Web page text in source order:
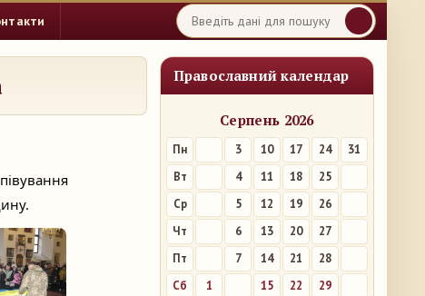
Православний календар
Серпень 2026
Пн 3 10 17 24
31
Вт
4 11 18
25
Ср
5 12 19
26
Чт
6 13 20
27
Пт
7 14 21
28
Сб
1 15 22
29